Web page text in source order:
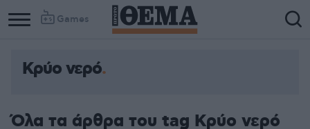
Games
Κρύο νερό
Όλα τα άρθρα του tag Κρύο νερό